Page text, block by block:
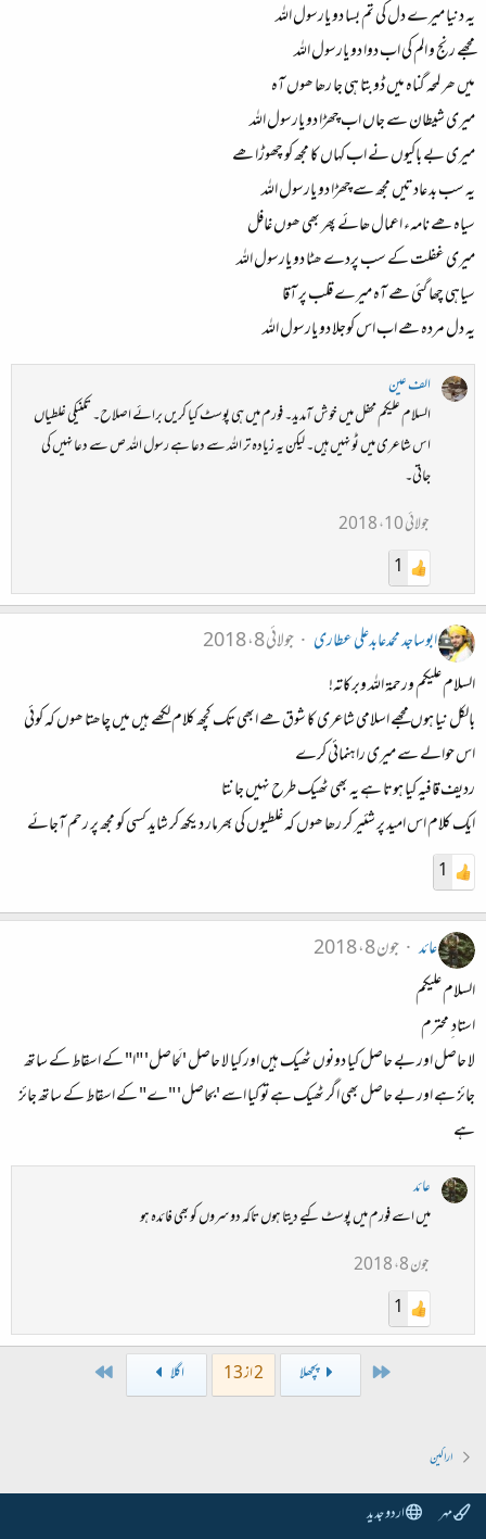
یہ دنیا میرے دل کی تم بسا دو یارسول اللہ
مجھے رنج و الم کی اب دوا دو یارسول اللہ
میں ھر لمحہ گناہ میں ڈوبتا ہی جا رھا ھوں آہ
میری شیطان سے جاں اب چھڑا دو یارسول اللہ
میری بے باکیوں نے اب کہاں کا مجھ کو چھوڑا ھے
یہ سب بد عادتیں مجھ سے چھڑا دو یارسول اللہ
سیاہ ھے نامہء اعمال ھائے پھر بھی ھوں غافل
میری غفلت کے سب پردے ھٹا دو یارسول اللہ
سیاہی چھا گئی ھے آہ میرے قلب پر آقا
یہ دل مردہ ھے اب اس کوجلا دو یارسول اللہ
الف عین
السلام علیکم محفل میں خوش آمدید۔ فورم میں ہی پوسٹ کیا کریں برائے اصلاح۔ تکنیکی غلطیاں
اس شاعری میں ٹو نہیں ہیں۔ لیکن یہ زیادہ تر اللہ سے دعا ہے رسول اللہ ص سے دعا نہیں کی
جاتی۔
جولائی 10، 2018
1
ابوساجد محمدعابدعلی عطاری
جولائی 8، 2018
السلام علیکم ورحمة اللہ وبرکاته!
بالکل نیا ہوں مجھے اسلامی شاعری کا شوق ھے ابھی تک کچھ کلام لکھے ہیں میں چاھتا ھوں کہ کوئی
اس حوالے سے میری راہنمائی کرے
ردیف قافیہ کیا ہوتا ہے یہ بھی ٹھیک طرح نہیں جانتا
ایک کلام اس امید پر شئیر کر رھا ھوں کہ غلطیوں کی بھرمار دیکھ کر شاید کسی کو مجھ پر رحم آجائے
1
عائد
جون 8، 2018
السلام علیکم
استاد ِ محترم
لا حاصل اور بے حاصل کیا دونوں ٹھیک ہیں اور کیا لا حاصل 'لَحاصل' "ا" کے اسقاط کے ساتھ
جائز ہے اور بے حاصل بھی اگر ٹھیک ہے تو کیا اسے 'بحاصل' "ے" کے اسقاط کے ساتھ جائز
ہے
عائد
میں اسے فورم میں پوسٹ کیے دیتا ہوں تاکہ دوسروں کو بھی فائدہ ہو
جون 8، 2018
1
First پچھلا 2 از 13 اگلا
اراکین
مہر اردو جدید